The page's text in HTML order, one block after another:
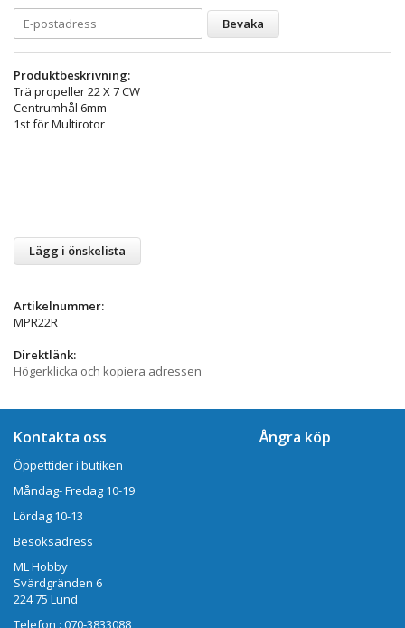
Bevaka
Produktbeskrivning:
Trä propeller 22 X 7 CW
Centrumhål 6mm
1st för Multirotor
Lägg i önskelista
Artikelnummer:
MPR22R
Direktlänk:
Högerklicka och kopiera adressen
Kontakta oss
Öppettider i butiken
Måndag- Fredag 10-19
Lördag 10-13
Besöksadress
ML Hobby
Svärdgränden 6
224 75 Lund
Telefon : 070-3833088
Ångra köp